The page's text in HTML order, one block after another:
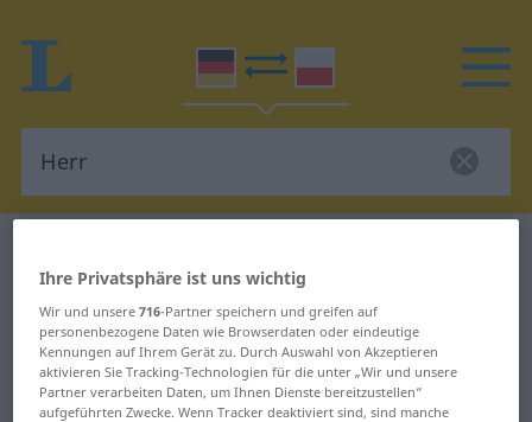
Deutsch-Polnisch Übersetzung für
"Herr"
"Herr" Polnisch Übersetzung
Ihre Privatsphäre ist uns wichtig
Wir und unsere716-Partner speichern und greifen auf
personenbezogene Daten wie Browserdaten oder eindeutige
Kennungen auf Ihrem Gerät zu. Durch Auswahl von Akzeptieren
aktivieren Sie Tracking-Technologien für die unter „Wir und unsere
Partner verarbeiten Daten, um Ihnen Dienste bereitzustellen“
aufgeführten Zwecke. Wenn Tracker deaktiviert sind, sind manche